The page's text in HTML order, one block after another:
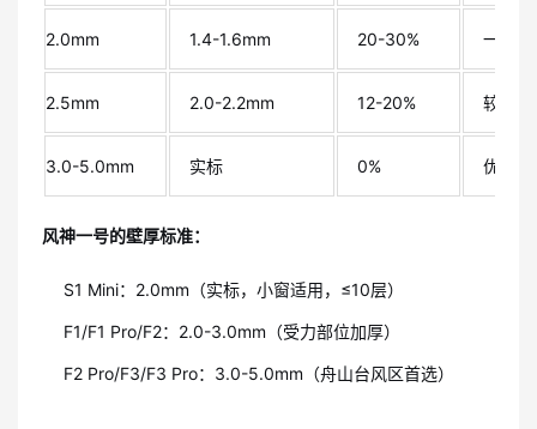
2.0mm 1.4-1.6mm 20-30% 一般
2.5mm 2.0-2.2mm 12-20% 较好
3.0-5.0mm 实标 0% 优异
风神一号的壁厚标准：
S1 Mini：2.0mm（实标，小窗适用，≤10层）
F1/F1 Pro/F2：2.0-3.0mm（受力部位加厚）
F2 Pro/F3/F3 Pro：3.0-5.0mm（舟山台风区首选）